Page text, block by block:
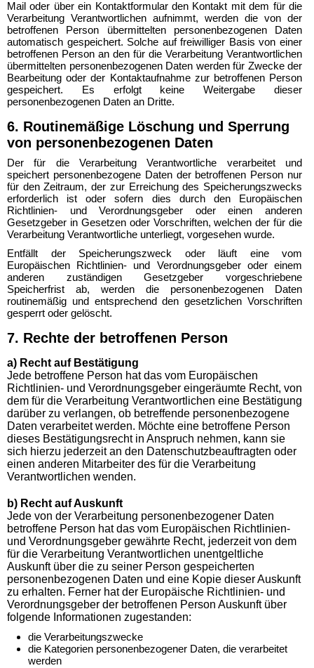
Mail oder über ein Kontaktformular den Kontakt mit dem für die
Verarbeitung Verantwortlichen aufnimmt, werden die von der
betroffenen Person übermittelten personenbezogenen Daten
automatisch gespeichert. Solche auf freiwilliger Basis von einer
betroffenen Person an den für die Verarbeitung Verantwortlichen
übermittelten personenbezogenen Daten werden für Zwecke der
Bearbeitung oder der Kontaktaufnahme zur betroffenen Person
gespeichert. Es erfolgt keine Weitergabe dieser
personenbezogenen Daten an Dritte.
6. Routinemäßige Löschung und Sperrung
von personenbezogenen Daten
Der für die Verarbeitung Verantwortliche verarbeitet und
speichert personenbezogene Daten der betroffenen Person nur
für den Zeitraum, der zur Erreichung des Speicherungszwecks
erforderlich ist oder sofern dies durch den Europäischen
Richtlinien- und Verordnungsgeber oder einen anderen
Gesetzgeber in Gesetzen oder Vorschriften, welchen der für die
Verarbeitung Verantwortliche unterliegt, vorgesehen wurde.
Entfällt der Speicherungszweck oder läuft eine vom
Europäischen Richtlinien- und Verordnungsgeber oder einem
anderen zuständigen Gesetzgeber vorgeschriebene
Speicherfrist ab, werden die personenbezogenen Daten
routinemäßig und entsprechend den gesetzlichen Vorschriften
gesperrt oder gelöscht.
7. Rechte der betroffenen Person
a) Recht auf Bestätigung
Jede betroffene Person hat das vom Europäischen
Richtlinien- und Verordnungsgeber eingeräumte Recht, von
dem für die Verarbeitung Verantwortlichen eine Bestätigung
darüber zu verlangen, ob betreffende personenbezogene
Daten verarbeitet werden. Möchte eine betroffene Person
dieses Bestätigungsrecht in Anspruch nehmen, kann sie
sich hierzu jederzeit an den Datenschutzbeauftragten oder
einen anderen Mitarbeiter des für die Verarbeitung
Verantwortlichen wenden.
b) Recht auf Auskunft
Jede von der Verarbeitung personenbezogener Daten
betroffene Person hat das vom Europäischen Richtlinien-
und Verordnungsgeber gewährte Recht, jederzeit von dem
für die Verarbeitung Verantwortlichen unentgeltliche
Auskunft über die zu seiner Person gespeicherten
personenbezogenen Daten und eine Kopie dieser Auskunft
zu erhalten. Ferner hat der Europäische Richtlinien- und
Verordnungsgeber der betroffenen Person Auskunft über
folgende Informationen zugestanden:
die Verarbeitungszwecke
die Kategorien personenbezogener Daten, die verarbeitet
werden